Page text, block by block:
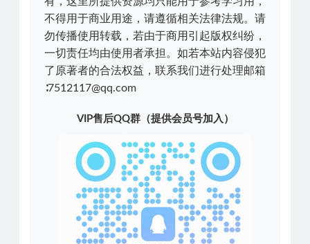
不得用于商业用途，请遵循相关法律法规。请
勿传播使用转载，若由于商用引起版权纠纷，
一切责任均由使用者承担。如若本站内容侵犯
了原著者的合法权益，联系我们进行处理邮箱
∶7512117@qq.com
VIP售后QQ群（提供会员号加入）